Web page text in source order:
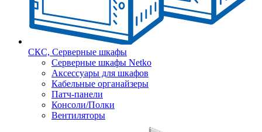
СКС, Серверные шкафы
Серверные шкафы Netko
Аксессуары для шкафов
Кабельные органайзеры
Патч-панели
Консоли/Полки
Вентиляторы